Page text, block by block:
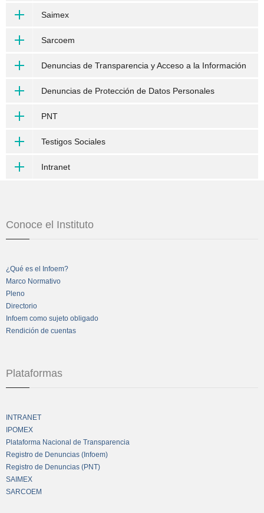
Saimex
Sarcoem
Denuncias de Transparencia y Acceso a la Información
Denuncias de Protección de Datos Personales
PNT
Testigos Sociales
Intranet
Conoce el Instituto
¿Qué es el Infoem?
Marco Normativo
Pleno
Directorio
Infoem como sujeto obligado
Rendición de cuentas
Plataformas
INTRANET
IPOMEX
Plataforma Nacional de Transparencia
Registro de Denuncias (Infoem)
Registro de Denuncias (PNT)
SAIMEX
SARCOEM